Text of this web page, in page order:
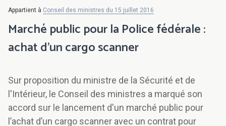
Appartient à Conseil des ministres du 15 juillet 2016
Marché public pour la Police fédérale :
achat d'un cargo scanner
Sur proposition du ministre de la Sécurité et de
l'Intérieur, le Conseil des ministres a marqué son
accord sur le lancement d'un marché public pour
l’achat d’un cargo scanner avec un contrat pour